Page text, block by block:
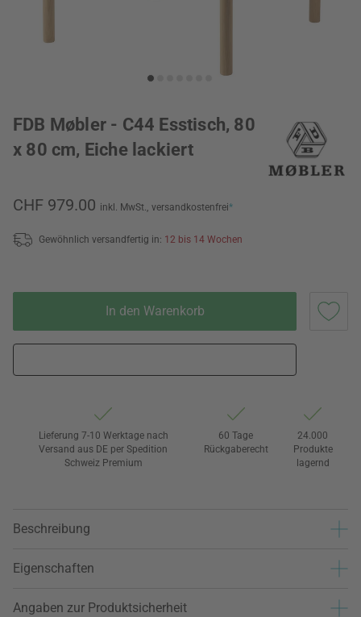
FDB Møbler - C44 Esstisch, 80
x 80 cm, Eiche lackiert
CHF 979.00 inkl. MwSt., versandkostenfrei*
Gewöhnlich versandfertig in: 12 bis 14 Wochen
In den Warenkorb
Lieferung 7-10 Werktage nach
Versand aus DE per Spedition
Schweiz Premium
60 Tage
Rückgaberecht
24.000
Produkte
lagernd
Beschreibung
Eigenschaften
Angaben zur Produktsicherheit